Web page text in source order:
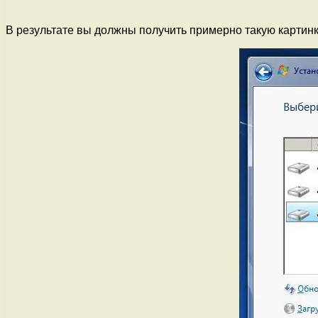
В результате вы должны получить примерно такую